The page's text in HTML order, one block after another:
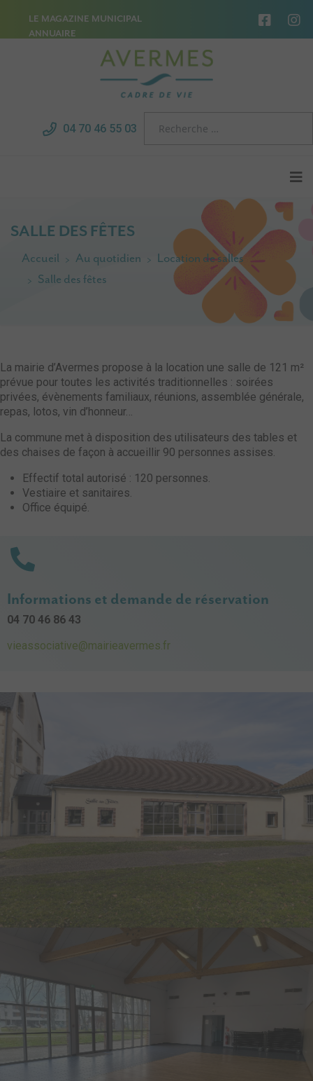
LE MAGAZINE MUNICIPAL
ANNUAIRE
04 70 46 55 03
SALLE DES FÊTES
Accueil Au quotidien
Location de salles
Salle des fêtes
La mairie d’Avermes propose à la location une salle de 121 m²
prévue pour toutes les activités traditionnelles : soirées
privées, évènements familiaux, réunions, assemblée générale,
repas, lotos, vin d’honneur…
La commune met à disposition des utilisateurs des tables et
des chaises de façon à accueillir 90 personnes assises.
Effectif total autorisé : 120 personnes.
Vestiaire et sanitaires.
Office équipé.
Informations et demande de réservation
04 70 46 86 43
vieassociative@mairieavermes.fr